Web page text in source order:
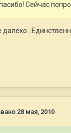
Сейчас
28 мая, 2010